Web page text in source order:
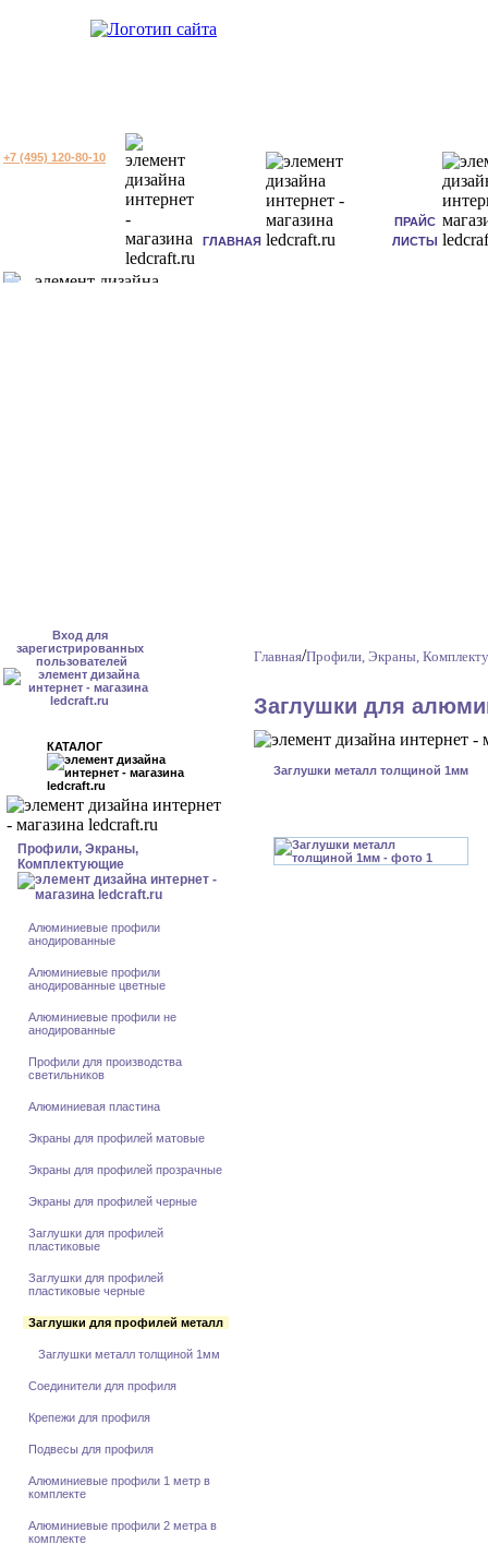
+7 (495) 120-80-10
ГЛАВНАЯ
ПРАЙС
ЛИСТЫ
Вход для
зарегистрированных
пользователей
КАТАЛОГ
Профили, Экраны,
Комплектующие
Алюминиевые профили
анодированные
Алюминиевые профили
анодированные цветные
Алюминиевые профили не
анодированные
Профили для производства
светильников
Алюминиевая пластина
Экраны для профилей матовые
Экраны для профилей прозрачные
Экраны для профилей черные
Заглушки для профилей
пластиковые
Заглушки для профилей
пластиковые черные
Заглушки для профилей металл
Заглушки металл толщиной 1мм
Соединители для профиля
Крепежи для профиля
Подвесы для профиля
Алюминиевые профили 1 метр в
комплекте
Алюминиевые профили 2 метра в
комплекте
Главная/Профили, Экраны,
Заглушки для
Заглушки металл толщиной 1мм